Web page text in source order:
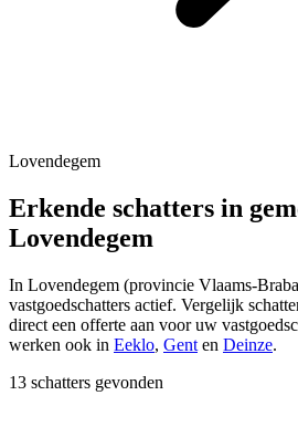
Lovendegem
Erkende schatters in
Lovendegem
In Lovendegem (provincie Vlaams-
vastgoedschatters actief. Vergelijk
direct een offerte aan voor uw
werken ook in Eeklo, Gent en Deinze.
13 schatters gevonden